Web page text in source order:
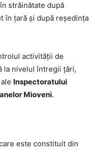
străinătate după
în țară și după reședința
activității de
la nivelul întregii țări,
Inspectoratului
Mioveni.
este constituit din